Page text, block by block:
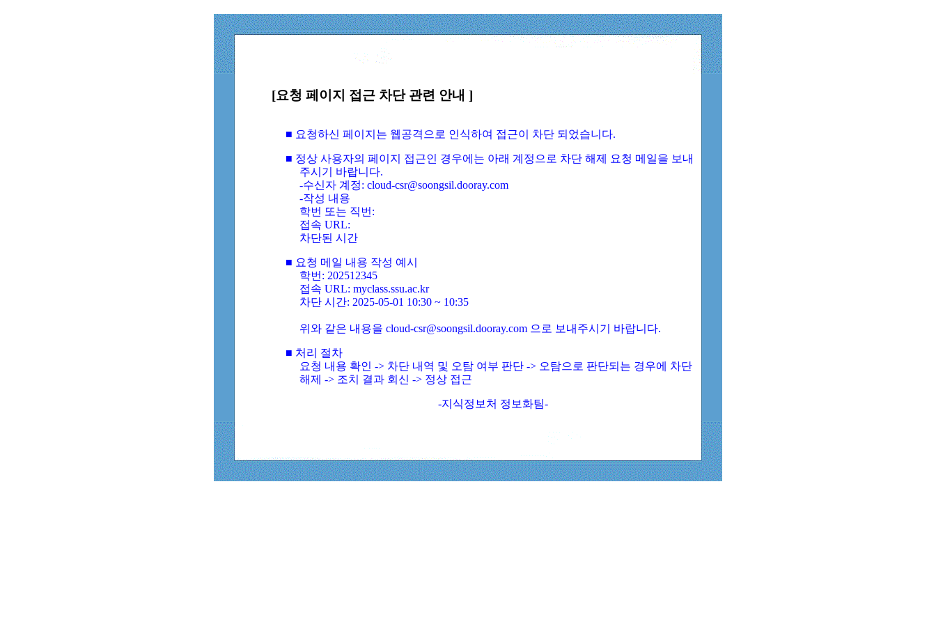
[요청 페이지 접근 차단 관련 안내 ]
■ 요청하신 페이지는 웹공격으로 인식하여 접근이 차단 되었습니다.
■ 정상 사용자의 페이지 접근인 경우에는 아래 계정으로 차단 해제 요청 메일을 보내
주시기 바랍니다.
-수신자 계정: cloud-csr@soongsil.dooray.com
-작성 내용
학번 또는 직번:
접속 URL:
차단된 시간
■ 요청 메일 내용 작성 예시
학번: 202512345
접속 URL: myclass.ssu.ac.kr
차단 시간: 2025-05-01 10:30 ~ 10:35
위와 같은 내용을 cloud-csr@soongsil.dooray.com 으로 보내주시기 바랍니다.
■ 처리 절차
요청 내용 확인 -> 차단 내역 및 오탐 여부 판단 -> 오탐으로 판단되는 경우에 차단
해제 -> 조치 결과 회신 -> 정상 접근
-지식정보처 정보화팀-